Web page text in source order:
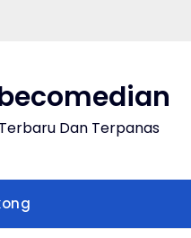
Dan Terpanas